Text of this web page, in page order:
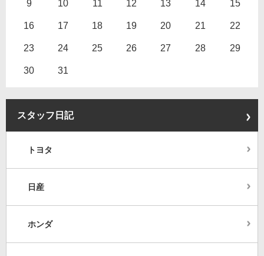
9 10 11 12 13 14 15
16 17 18 19 20 21 22
23 24 25 26 27 28 29
30 31
スタッフ日記
トヨタ
日産
ホンダ